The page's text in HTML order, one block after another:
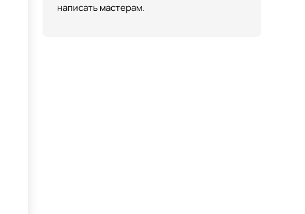
написать мастерам.